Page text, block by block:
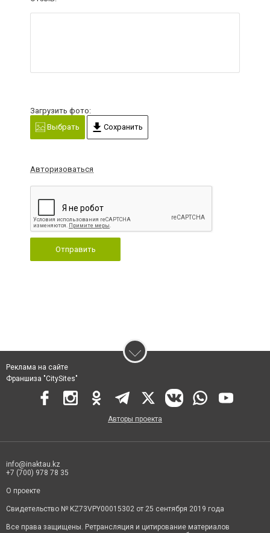
Загрузить фото:
Выбрать
Сохранить
Авторизоваться
Отправить
Реклама на сайте
Франшиза "CitySites"
Авторы проекта
info@inaktau.kz
+7 (700) 978 78 35
О проекте
Свидетельство № KZ73VPY00015302 от 25 сентября 2019 года
Все права защищены. Ретрансляция и цитирование материалов